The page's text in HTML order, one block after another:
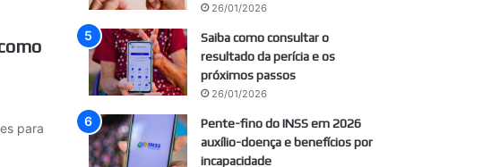
para
26/01/2026
Saiba como consultar o
resultado da perícia e os
próximos passos
26/01/2026
Pente-fino do INSS em 2026
auxílio-doença e benefícios por
incapacidade